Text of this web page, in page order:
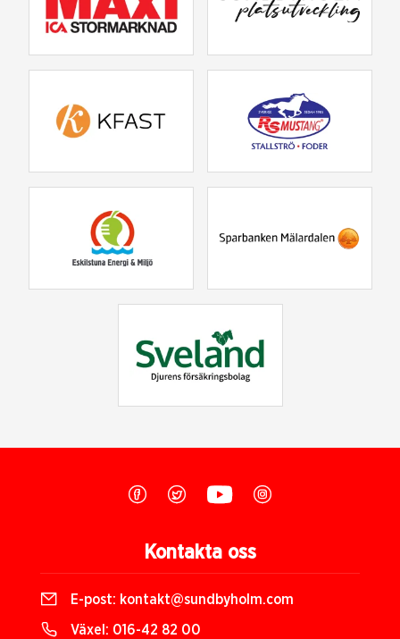
Kontakta oss
E-post: kontakt@sundbyholm.com
Växel: 016-42 82 00